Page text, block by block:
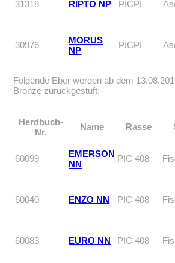
31318 RIPTO NP PICPI
30976
MORUS
NP
PICPI
Folgende Eber werden ab dem
Bronze zurückgestuft:
Herdbuch-
Nr.
Name Rasse
60099
EMERSON
NN
PIC 408
60040 ENZO NN PIC 408
60083 EURO NN PIC 408